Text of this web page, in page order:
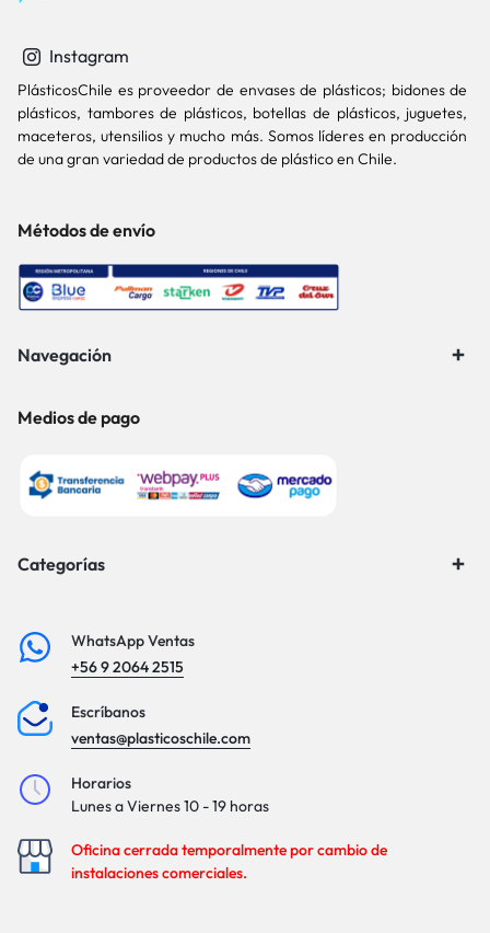
Instagram
PlásticosChile es proveedor de envases de plásticos; bidones de
plásticos, tambores de plásticos, botellas de plásticos, juguetes,
maceteros, utensilios y mucho más. Somos líderes en producción
de una gran variedad de productos de plástico en Chile.
Métodos de envío
Navegación
Medios de pago
Categorías
WhatsApp Ventas
+56 9 2064 2515
Escríbanos
ventas@plasticoschile.com
Horarios
Lunes a Viernes 10 - 19 horas
Oficina cerrada temporalmente por cambio de
instalaciones comerciales.